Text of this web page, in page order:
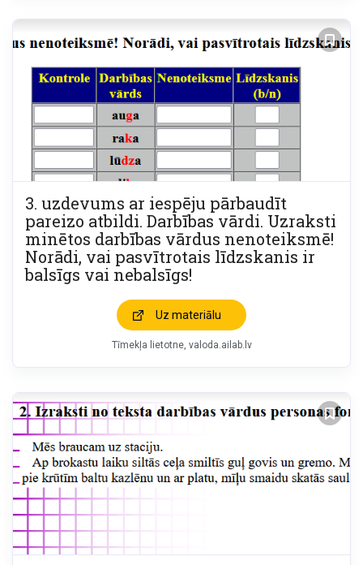
3. uzdevums ar iespēju pārbaudīt
pareizo atbildi. Darbības vārdi. Uzraksti
minētos darbības vārdus nenoteiksmē!
Norādi, vai pasvītrotais līdzskanis ir
balsīgs vai nebalsīgs!
Uz materiālu
Tīmekļa lietotne valoda.ailab.lv